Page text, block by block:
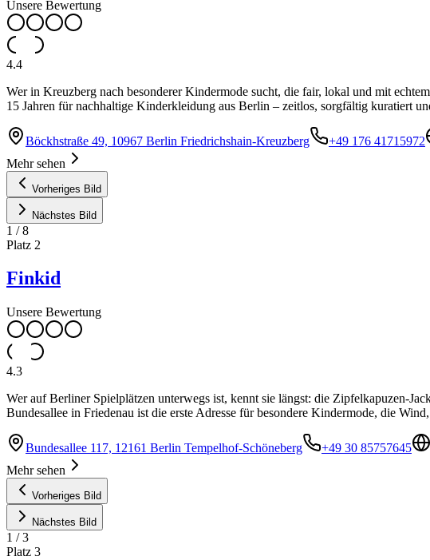
Unsere Bewertung
4.4
Wer in Kreuzberg nach besonderer Kindermode sucht, die fair, lokal und mit
15 Jahren für nachhaltige Kinderkleidung aus Berlin – zeitlos, sorgfältig kuratiert
Böckhstraße 49, 10967 Berlin Friedrichshain-Kreuzberg +49 176 41715972
Mehr sehen
Vorheriges Bild
Nächstes Bild
1 /8
Platz 2
Finkid
Unsere Bewertung
4.3
Wer auf Berliner Spielplätzen unterwegs ist, kennt sie längst: die Zipfelkapuzen-
Bundesallee in Friedenau ist die erste Adresse für besondere Kindermode, die
Bundesallee 117, 12161 Berlin Tempelhof-Schöneberg +49 30 85757645
Mehr sehen
Vorheriges Bild
Nächstes Bild
1 /3
Platz 3